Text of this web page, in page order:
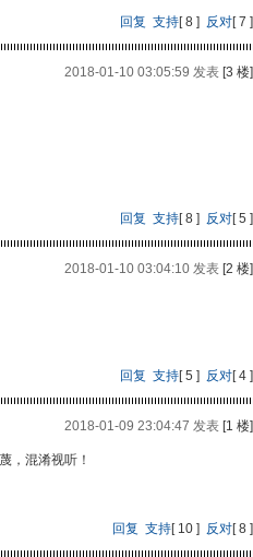
回复 支持[8 ] 反对[7 ]
2018-01-10 03:05:59 发表[3 楼]
回复 支持[8 ] 反对[5 ]
2018-01-10 03:04:10 发表[2 楼]
回复 支持[5 ] 反对[4 ]
2018-01-09 23:04:47 发表[1 楼]
，混淆视听！
回复 支持[10 ] 反对[8 ]